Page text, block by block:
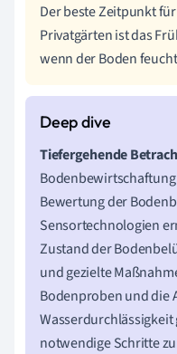
Der beste Zeitpunkt
Privatgärten ist das
wenn der Boden
Tiefergehende
Bewertung der
Sensortechnologien
Zustand der
und gezielte
Bodenproben und die
notwendige Schritte